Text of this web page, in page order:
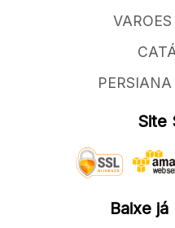
Site
Baixe já